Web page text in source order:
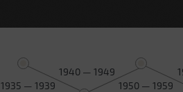
1935 — 1939
1940 — 1949
1950 — 1959